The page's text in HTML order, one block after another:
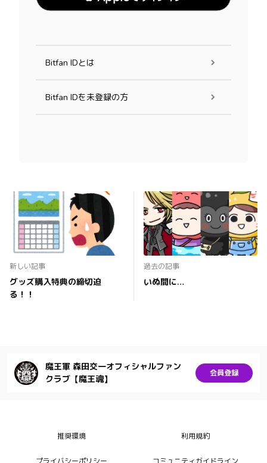
Bitfan IDとは
Bitfan IDを未登録の方
新しい記事
グッズ購入特典の締切迫
る！！
過去の記事
いぬ間に…
魔王軍 森田交一オフィシャルファン
クラブ【魔王魂】
会員登録
推奨環境 利用規約